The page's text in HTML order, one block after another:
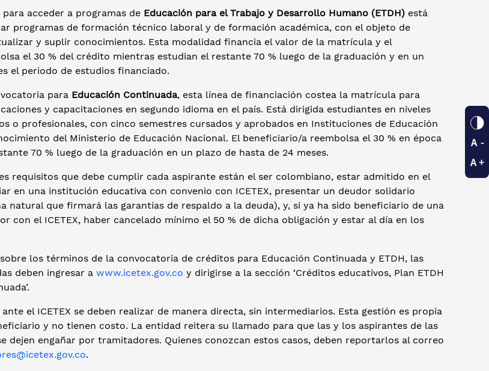
acceder a programas de Educación para el Trabajo y Desarrollo Humano (ETDH) está
programas de formación técnico laboral y de formación académica, con el objeto de
y suplir conocimientos. Esta modalidad financia el valor de la matrícula y el
el 30 % del crédito mientras estudian el restante 70 % luego de la graduación y en un
el periodo de estudios financiado.
para Educación Continuada, esta línea de financiación costea la matrícula para
y capacitaciones en segundo idioma en el país. Está dirigida estudiantes en niveles
o profesionales, con cinco semestres cursados y aprobados en Instituciones de Educación
del Ministerio de Educación Nacional. El beneficiario/a reembolsa el 30 % en época
70 % luego de la graduación en un plazo de hasta de 24 meses.
requisitos que debe cumplir cada aspirante están el ser colombiano, estar admitido en el
en una institución educativa con convenio con ICETEX, presentar un deudor solidario
natural que firmará las garantías de respaldo a la deuda), y, si ya ha sido beneficiario de una
con el ICETEX, haber cancelado mínimo el 50 % de dicha obligación y estar al día en los
los términos de la convocatoria de créditos para Educación Continuada y ETDH, las
deben ingresar a www.icetex.gov.co y dirigirse a la sección ‘Créditos educativos, Plan ETDH
el ICETEX se deben realizar de manera directa, sin intermediarios. Esta gestión es propia
y no tienen costo. La entidad reitera su llamado para que las y los aspirantes de las
dejen engañar por tramitadores. Quienes conozcan estos casos, deben reportarlos al correo
.